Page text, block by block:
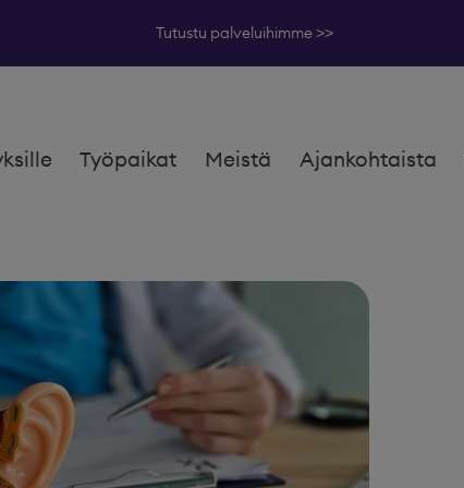
Tutustu palveluihimme >>
Työpaikat Meistä Ajankohtaista